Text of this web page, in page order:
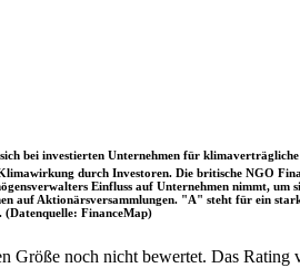
bei investierten Unternehmen für
durch Investoren. Die britische NGO
Einfluss auf Unternehmen nimmt,
auf Aktionärsversammlungen. "A" steht für ein
(Datenquelle: FinanceMap)
noch nicht bewertet. Das